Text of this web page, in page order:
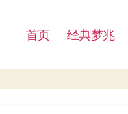
首页 经典梦兆